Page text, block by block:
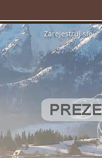
Zarejestruj się